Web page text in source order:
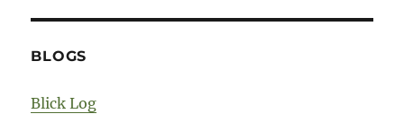
BLOGS
Blick Log